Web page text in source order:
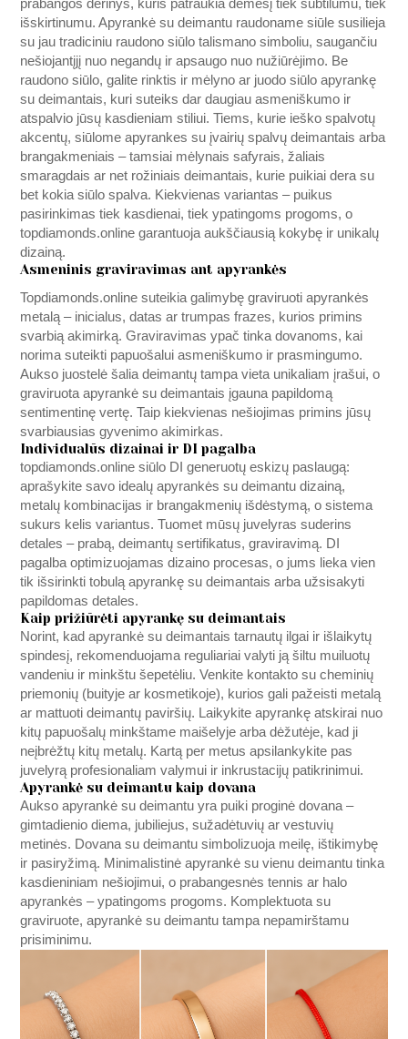
prabangos derinys, kuris patraukia dėmesį tiek subtilumu, tiek
išskirtinumu. Apyrankė su deimantu raudoname siūle susilieja
su jau tradiciniu raudono siūlo talismano simboliu, saugančiu
nešiojantįjį nuo negandų ir apsaugo nuo nužiūrėjimo. Be
raudono siūlo, galite rinktis ir mėlyno ar juodo siūlo apyrankę
su deimantais, kuri suteiks dar daugiau asmeniškumo ir
atspalvio jūsų kasdieniam stiliui. Tiems, kurie ieško spalvotų
akcentų, siūlome apyrankes su įvairių spalvų deimantais arba
brangakmeniais – tamsiai mėlynais safyrais, žaliais
smaragdais ar net rožiniais deimantais, kurie puikiai dera su
bet kokia siūlo spalva. Kiekvienas variantas – puikus
pasirinkimas tiek kasdienai, tiek ypatingoms progoms, o
topdiamonds.online garantuoja aukščiausią kokybę ir unikalų
dizainą.
Asmeninis graviravimas ant apyrankės
Topdiamonds.online suteikia galimybę graviruoti apyrankės
metalą – inicialus, datas ar trumpas frazes, kurios primins
svarbią akimirką. Graviravimas ypač tinka dovanoms, kai
norima suteikti papuošalui asmeniškumo ir prasmingumo.
Aukso juostelė šalia deimantų tampa vieta unikaliam įrašui, o
graviruota apyrankė su deimantais įgauna papildomą
sentimentinę vertę. Taip kiekvienas nešiojimas primins jūsų
svarbiausias gyvenimo akimirkas.
Individualūs dizainai ir DI pagalba
topdiamonds.online siūlo DI generuotų eskizų paslaugą:
aprašykite savo idealų apyrankės su deimantu dizainą,
metalų kombinacijas ir brangakmenių išdėstymą, o sistema
sukurs kelis variantus. Tuomet mūsų juvelyras suderins
detales – prabą, deimantų sertifikatus, graviravimą. DI
pagalba optimizuojamas dizaino procesas, o jums lieka vien
tik išsirinkti tobulą apyrankę su deimantais arba užsisakyti
papildomas detales.
Kaip prižiūrėti apyrankę su deimantais
Norint, kad apyrankė su deimantais tarnautų ilgai ir išlaikytų
spindesį, rekomenduojama reguliariai valyti ją šiltu muiluotų
vandeniu ir minkštu šepetėliu. Venkite kontakto su cheminių
priemonių (buityje ar kosmetikoje), kurios gali pažeisti metalą
ar mattuoti deimantų paviršių. Laikykite apyrankę atskirai nuo
kitų papuošalų minkštame maišelyje arba dėžutėje, kad ji
neįbrėžtų kitų metalų. Kartą per metus apsilankykite pas
juvelyrą profesionaliam valymui ir inkrustacijų patikrinimui.
Apyrankė su deimantu kaip dovana
Aukso apyrankė su deimantu yra puiki proginė dovana –
gimtadienio diema, jubiliejus, sužadėtuvių ar vestuvių
metinės. Dovana su deimantu simbolizuoja meilę, ištikimybę
ir pasiryžimą. Minimalistinė apyrankė su vienu deimantu tinka
kasdieniniam nešiojimui, o prabangesnės tennis ar halo
apyrankės – ypatingoms progoms. Komplektuota su
graviruote, apyrankė su deimantu tampa nepamirštamu
prisiminimu.